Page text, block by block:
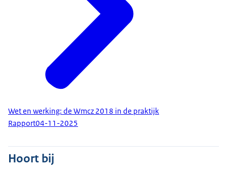
Wet en werking: de Wmcz 2018 in de praktijk
Rapport04-11-2025
Hoort bij